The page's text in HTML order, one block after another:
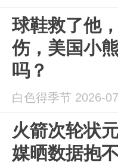
球鞋救了他
伤，美国小
吗？
白色得季节 2026-
火箭次轮状
媒晒数据抱